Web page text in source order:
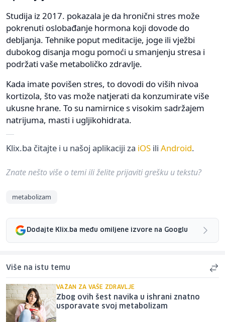
Studija iz 2017. pokazala je da hronični stres može
pokrenuti oslobađanje hormona koji dovode do
debljanja. Tehnike poput meditacije, joge ili vježbi
dubokog disanja mogu pomoći u smanjenju stresa i
podržati vaše metaboličko zdravlje.
Kada imate povišen stres, to dovodi do viših nivoa
kortizola, što vas može natjerati da konzumirate više
ukusne hrane. To su namirnice s visokim sadržajem
natrijuma, masti i ugljikohidrata.
Klix.ba čitajte i u našoj aplikaciji za iOS ili Android.
Znate nešto više o temi ili želite prijaviti grešku u tekstu?
metabolizam
Dodajte Klix.ba među omiljene izvore na Googlu
Više na istu temu
VAŽAN ZA VAŠE ZDRAVLJE
Zbog ovih šest navika u ishrani znatno
usporavate svoj metabolizam